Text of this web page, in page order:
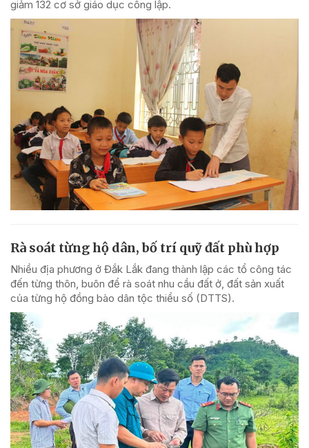
giảm 132 cơ sở giáo dục công lập.
Rà soát từng hộ dân, bố trí quỹ đất phù hợp
Nhiều địa phương ở Đắk Lắk đang thành lập các tổ công tác
đến từng thôn, buôn để rà soát nhu cầu đất ở, đất sản xuất
của từng hộ đồng bào dân tộc thiểu số (DTTS).